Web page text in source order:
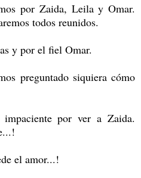
por Zaida, Leila y Omar.
todos reunidos.
y por el fiel Omar.
preguntado siquiera cómo
por ver a Zaida.
el amor...!